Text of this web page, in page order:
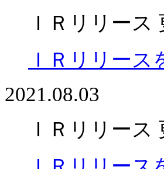
ＩＲリリー
ＩＲリリー
2021.08.03
ＩＲリリー